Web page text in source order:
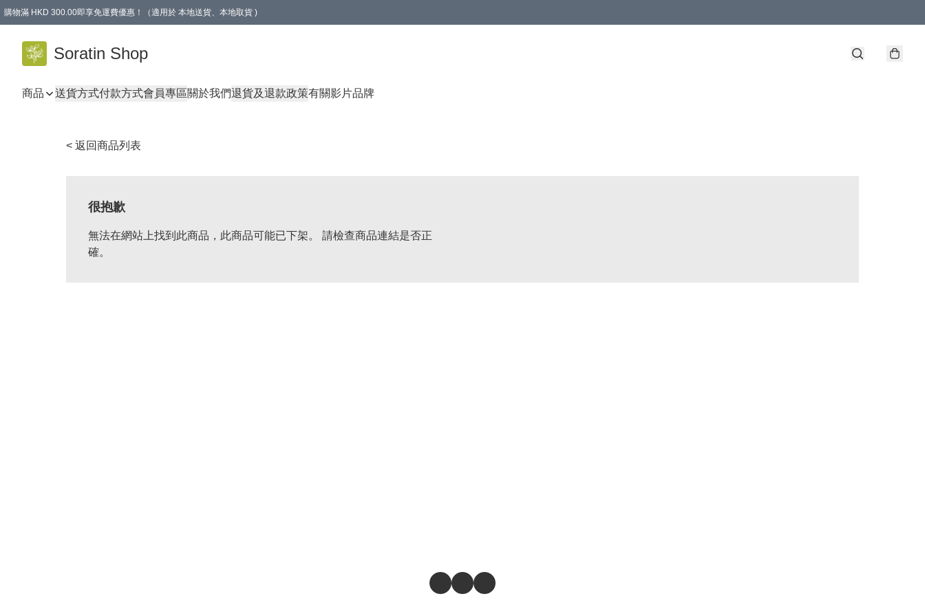
購物滿 HKD 300.00即享免運費優惠！（適用於 本地送貨、本地取貨 )
Soratin Shop
商品 送貨方式付款方式會員專區關於我們退貨及退款政策有關影片品牌
< 返回商品列表
很抱歉
無法在網站上找到此商品，此商品可能已下架。 請檢查商品連結是否正
確。